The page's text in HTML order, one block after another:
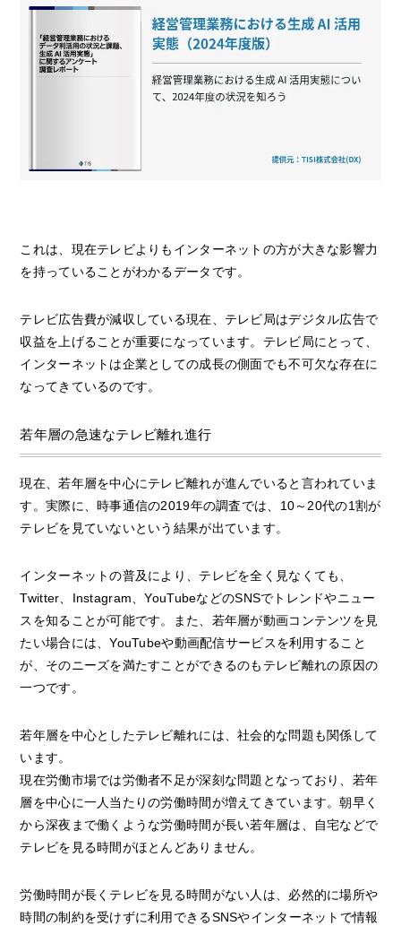
これは、現在テレビよりもインターネットの方が大きな影響力
を持っていることがわかるデータです。
テレビ広告費が減収している現在、テレビ局はデジタル広告で
収益を上げることが重要になっています。テレビ局にとって、
インターネットは企業としての成長の側面でも不可欠な存在に
なってきているのです。
若年層の急速なテレビ離れ進行
現在、若年層を中心にテレビ離れが進んでいると言われていま
す。実際に、時事通信の2019年の調査では、10～20代の1割が
テレビを見ていないという結果が出ています。
インターネットの普及により、テレビを全く見なくても、
Twitter、Instagram、YouTubeなどのSNSでトレンドやニュー
スを知ることが可能です。また、若年層が動画コンテンツを見
たい場合には、YouTubeや動画配信サービスを利用すること
が、そのニーズを満たすことができるのもテレビ離れの原因の
一つです。
若年層を中心としたテレビ離れには、社会的な問題も関係して
います。
現在労働市場では労働者不足が深刻な問題となっており、若年
層を中心に一人当たりの労働時間が増えてきています。朝早く
から深夜まで働くような労働時間が長い若年層は、自宅などで
テレビを見る時間がほとんどありません。
労働時間が長くテレビを見る時間がない人は、必然的に場所や
時間の制約を受けずに利用できるSNSやインターネットで情報